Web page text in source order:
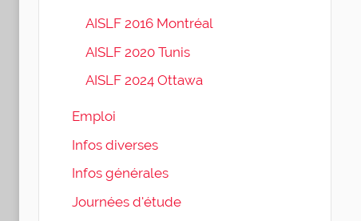
AISLF 2016 Montréal
AISLF 2020 Tunis
AISLF 2024 Ottawa
Emploi
Infos diverses
Infos générales
Journées d'étude